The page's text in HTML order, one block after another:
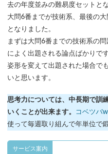
去の年度並みの難易度セットと
大問6番までが技術系、最後の
となりました。
まずは大問6番までの技術系の
によく出題される論点ばかりで
姿形を変えて出題された場合で
いと思います。
思考力については、中長期で訓
いくことが出来ます。
コベツバ
使って毎週取り組んで年単位で
サービス案内